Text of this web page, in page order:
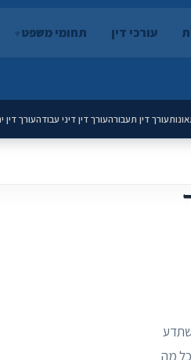
עורכי דין תחומי משפט
עורך דין תעבורהעורך דין דיני עבודהעורך דין
שתדע
מה